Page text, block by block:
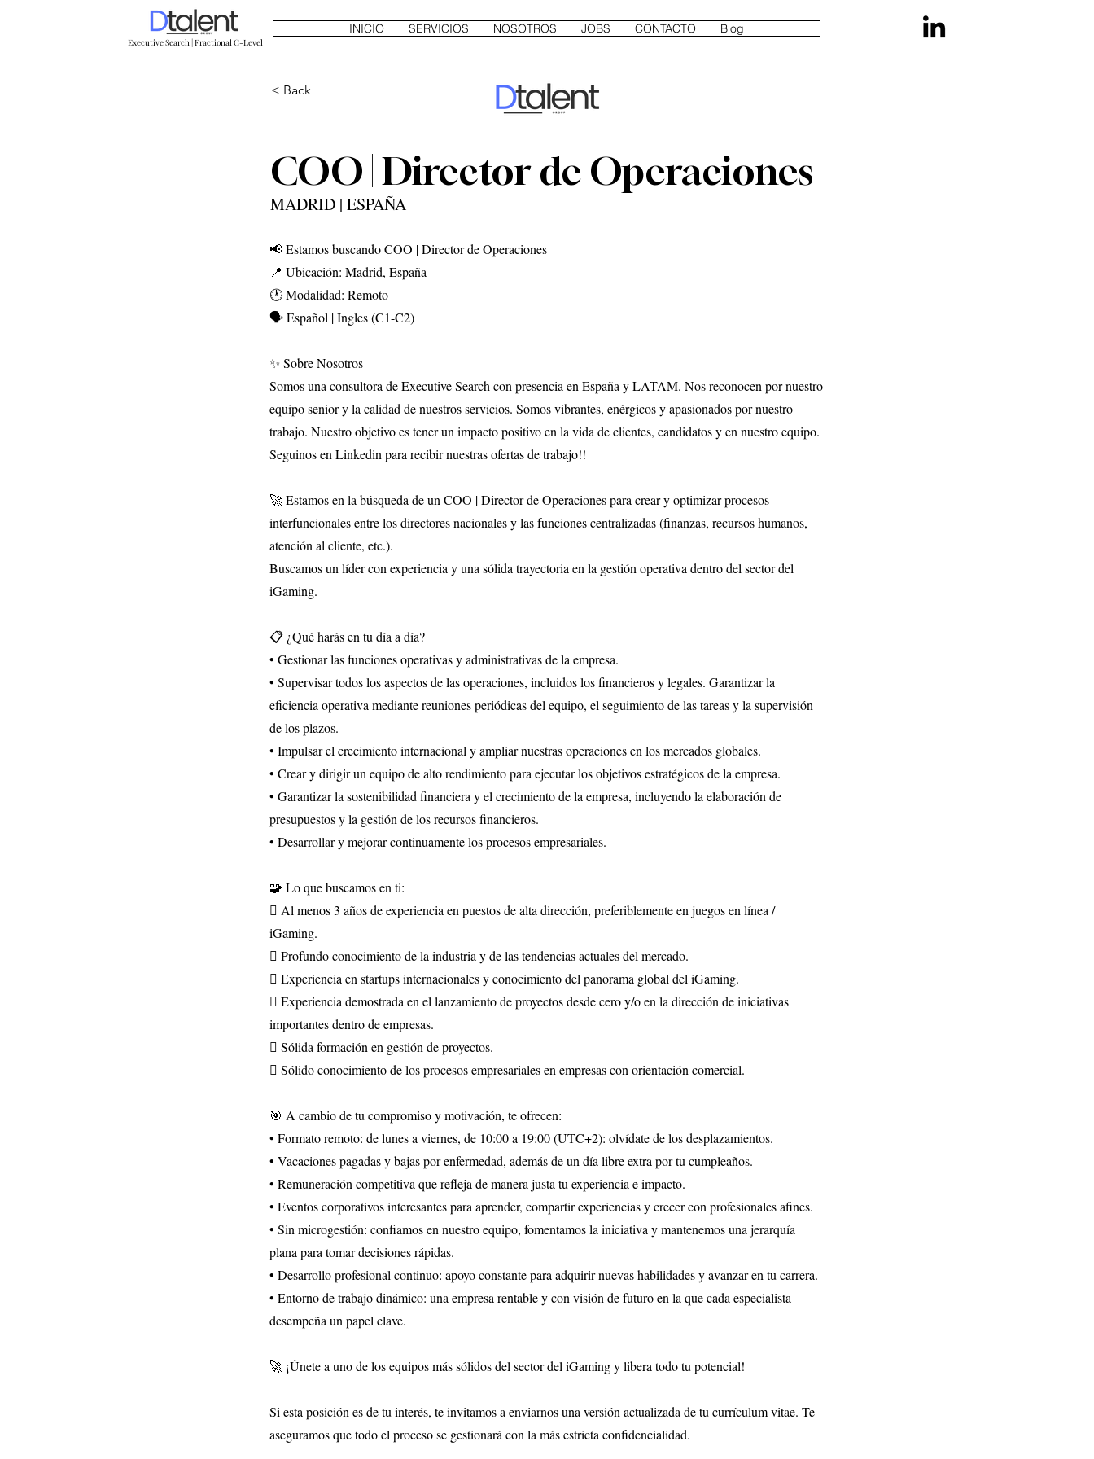
Executive Search | Fractional C-Level
INICIO SERVICIOS NOSOTROS JOBS CONTACTO Blog
< Back
COO | Director de Operaciones
MADRID | ESPAÑA
📢 Estamos buscando COO | Director de Operaciones
📍 Ubicación: Madrid, España
🕐 Modalidad: Remoto
🗣 Español | Ingles (C1-C2)
✨ Sobre Nosotros
Somos una consultora de Executive Search con presencia en España y LATAM. Nos reconocen por nuestro
equipo senior y la calidad de nuestros servicios. Somos vibrantes, enérgicos y apasionados por nuestro
trabajo. Nuestro objetivo es tener un impacto positivo en la vida de clientes, candidatos y en nuestro equipo.
Seguinos en Linkedin para recibir nuestras ofertas de trabajo!!
🚀 Estamos en la búsqueda de un COO | Director de Operaciones para crear y optimizar procesos
interfuncionales entre los directores nacionales y las funciones centralizadas (finanzas, recursos humanos,
atención al cliente, etc.).
Buscamos un líder con experiencia y una sólida trayectoria en la gestión operativa dentro del sector del
iGaming.
📋 ¿Qué harás en tu día a día?
• Gestionar las funciones operativas y administrativas de la empresa.
• Supervisar todos los aspectos de las operaciones, incluidos los financieros y legales. Garantizar la
eficiencia operativa mediante reuniones periódicas del equipo, el seguimiento de las tareas y la supervisión
de los plazos.
• Impulsar el crecimiento internacional y ampliar nuestras operaciones en los mercados globales.
• Crear y dirigir un equipo de alto rendimiento para ejecutar los objetivos estratégicos de la empresa.
• Garantizar la sostenibilidad financiera y el crecimiento de la empresa, incluyendo la elaboración de
presupuestos y la gestión de los recursos financieros.
• Desarrollar y mejorar continuamente los procesos empresariales.
🧩 Lo que buscamos en ti:
 Al menos 3 años de experiencia en puestos de alta dirección, preferiblemente en juegos en línea /
iGaming.
 Profundo conocimiento de la industria y de las tendencias actuales del mercado.
 Experiencia en startups internacionales y conocimiento del panorama global del iGaming.
 Experiencia demostrada en el lanzamiento de proyectos desde cero y/o en la dirección de iniciativas
importantes dentro de empresas.
 Sólida formación en gestión de proyectos.
 Sólido conocimiento de los procesos empresariales en empresas con orientación comercial.
🎯 A cambio de tu compromiso y motivación, te ofrecen:
• Formato remoto: de lunes a viernes, de 10:00 a 19:00 (UTC+2): olvídate de los desplazamientos.
• Vacaciones pagadas y bajas por enfermedad, además de un día libre extra por tu cumpleaños.
• Remuneración competitiva que refleja de manera justa tu experiencia e impacto.
• Eventos corporativos interesantes para aprender, compartir experiencias y crecer con profesionales afines.
• Sin microgestión: confiamos en nuestro equipo, fomentamos la iniciativa y mantenemos una jerarquía
plana para tomar decisiones rápidas.
• Desarrollo profesional continuo: apoyo constante para adquirir nuevas habilidades y avanzar en tu carrera.
• Entorno de trabajo dinámico: una empresa rentable y con visión de futuro en la que cada especialista
desempeña un papel clave.
🚀 ¡Únete a uno de los equipos más sólidos del sector del iGaming y libera todo tu potencial!
Si esta posición es de tu interés, te invitamos a enviarnos una versión actualizada de tu currículum vitae. Te
aseguramos que todo el proceso se gestionará con la más estricta confidencialidad.